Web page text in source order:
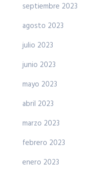
septiembre 2023
agosto 2023
julio 2023
junio 2023
mayo 2023
abril 2023
marzo 2023
febrero 2023
enero 2023